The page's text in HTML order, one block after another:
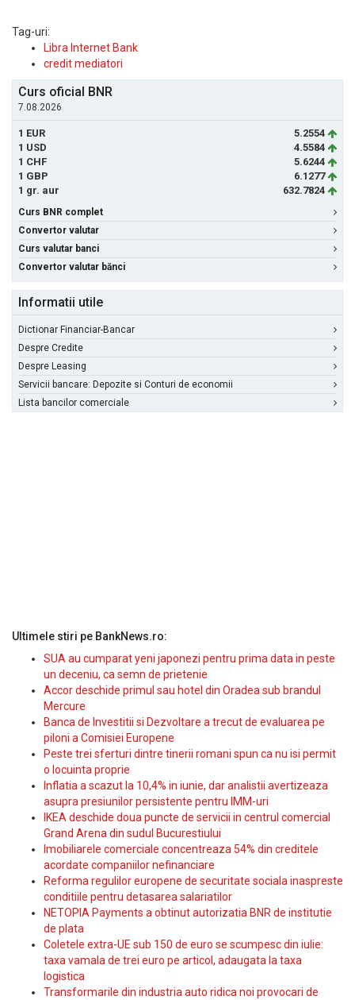
Tag-uri:
Libra Internet Bank
credit mediatori
Curs oficial BNR
7.08.2026
1 EUR
5.2554
1 USD
4.5584
1 CHF
5.6244
1 GBP
6.1277
1 gr. aur
632.7824
Curs BNR complet
Convertor valutar
Curs valutar banci
Convertor valutar bănci
Informatii utile
Dictionar Financiar-Bancar
Despre Credite
Despre Leasing
Servicii bancare: Depozite si Conturi de economii
Lista bancilor comerciale
Ultimele stiri pe BankNews.ro:
SUA au cumparat yeni japonezi pentru prima data in peste
un deceniu, ca semn de prietenie
Accor deschide primul sau hotel din Oradea sub brandul
Mercure
Banca de Investitii si Dezvoltare a trecut de evaluarea pe
piloni a Comisiei Europene
Peste trei sferturi dintre tinerii romani spun ca nu isi permit
o locuinta proprie
Inflatia a scazut la 10,4% in iunie, dar analistii avertizeaza
asupra presiunilor persistente pentru IMM-uri
IKEA deschide doua puncte de servicii in centrul comercial
Grand Arena din sudul Bucurestiului
Imobiliarele comerciale concentreaza 54% din creditele
acordate companiilor nefinanciare
Reforma regulilor europene de securitate sociala inaspreste
conditiile pentru detasarea salariatilor
NETOPIA Payments a obtinut autorizatia BNR de institutie
de plata
Coletele extra-UE sub 150 de euro se scumpesc din iulie:
taxa vamala de trei euro pe articol, adaugata la taxa
logistica
Transformarile din industria auto ridica noi provocari de